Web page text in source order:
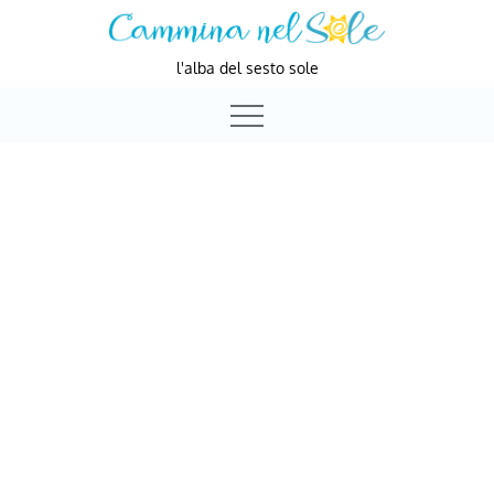
l'alba del sesto sole